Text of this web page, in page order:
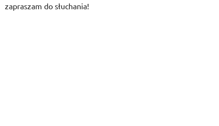
zapraszam do słuchania!